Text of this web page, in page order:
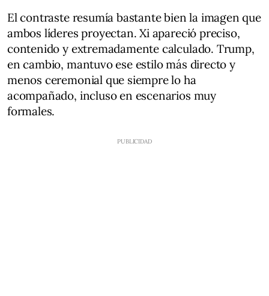
El contraste resumía bastante bien la imagen que
ambos líderes proyectan. Xi apareció preciso,
contenido y extremadamente calculado. Trump,
en cambio, mantuvo ese estilo más directo y
menos ceremonial que siempre lo ha
acompañado, incluso en escenarios muy
formales.